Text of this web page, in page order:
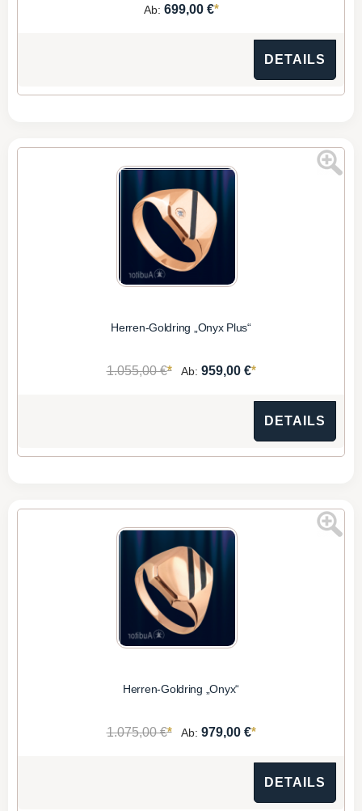
Ab: 699,00 €*
DETAILS
Herren-Goldring „Onyx Plus“
1.055,00 €* Ab: 959,00 €*
DETAILS
Herren-Goldring „Onyx“
1.075,00 €* Ab: 979,00 €*
DETAILS